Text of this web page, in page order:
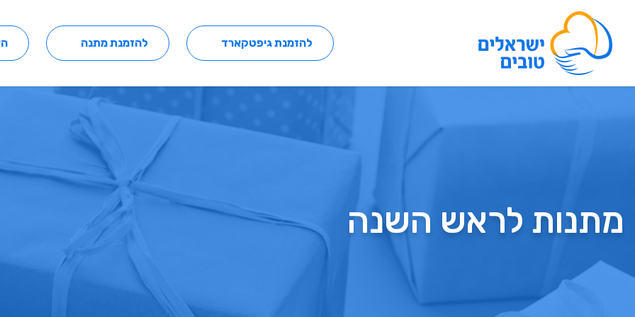
להזמנת גיפטקארד להזמנת מתנה
מתנות לראש השנה